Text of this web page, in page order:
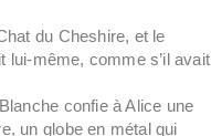
du Cheshire, et le
lui-même, comme s’il avait
confie à Alice une
un globe en métal qui